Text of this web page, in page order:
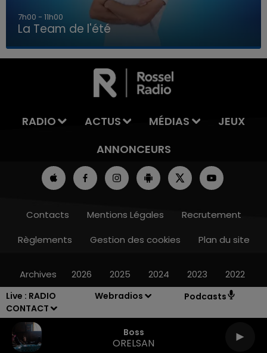
Live : RADIO
CONTACT
Webradios Podcasts
Boss
ORELSAN
LA TEAM DE L'ÉTÉ
7h00 - 11h00
La Team de l'été
RADIO ACTUS MÉDIAS
JEUX
ANNONCEURS
Contacts Mentions Légales
Recrutement
Règlements
Gestion des cookies Plan du site
Archives 2026 2025 2024 2023 2022